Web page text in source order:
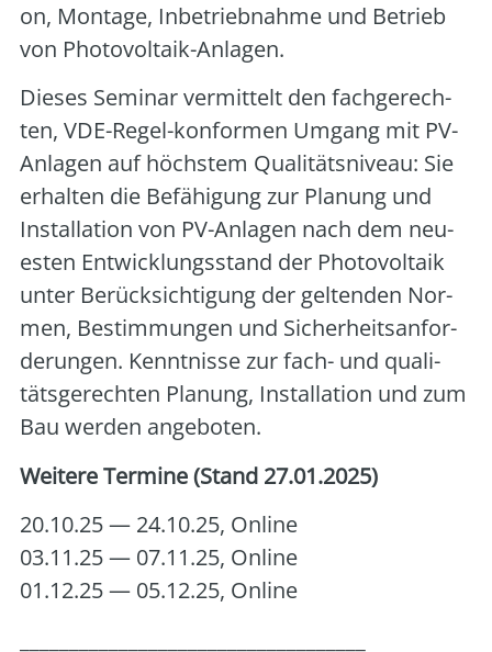
on, Mon­ta­ge, Inbe­trieb­nah­me und Betrieb
von Pho­to­vol­ta­ik-Anla­gen.
Die­ses Semi­nar ver­mit­telt den fach­ge­rech­
ten, VDE-Regel-kon­for­men Umgang mit PV-
Anla­gen auf höchs­tem Qua­li­täts­ni­veau: Sie
erhal­ten die Befä­hi­gung zur Pla­nung und
Instal­la­ti­on von PV-Anla­gen nach dem neu­
es­ten Ent­wick­lungs­stand der Pho­to­vol­ta­ik
unter Berück­sich­ti­gung der gel­ten­den Nor­
men, Bestim­mun­gen und Sicher­heits­an­for­
de­run­gen. Kennt­nis­se zur fach- und qua­li­
täts­ge­rech­ten Pla­nung, Instal­la­ti­on und zum
Bau wer­den ange­bo­ten.
Wei­te­re Ter­mi­ne (Stand 27.01.2025)
20.10.25 — 24.10.25, Online
03.11.25 — 07.11.25, Online
01.12.25 — 05.12.25, Online